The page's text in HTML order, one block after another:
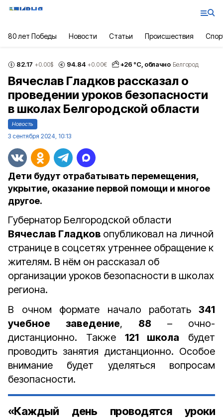
80 лет Победы Новости Статьи Происшествия
82.17 +0.00$ 94.84 +0.00€ +26 °С, облачно Белгород
Вячеслав Гладков рассказал о
проведении уроков безопасности
в школах Белгородской области
Новость
3 сентября 2024, 10:13
Дети будут отрабатывать перемещения,
укрытие, оказание первой помощи и многое
другое.
Губернатор Белгородской области
Вячеслав Гладков опубликовал на личной
странице в соцсетях утреннее обращение к
жителям. В нём он рассказал об
организации уроков безопасности в школах
региона.
В очном формате начало работать 341
учебное заведение, 88 – очно-
дистанционно. Также 121 школа будет
проводить занятия дистанционно. Особое
внимание будет уделяться вопросам
безопасности.
«Каждый день проводятся уроки